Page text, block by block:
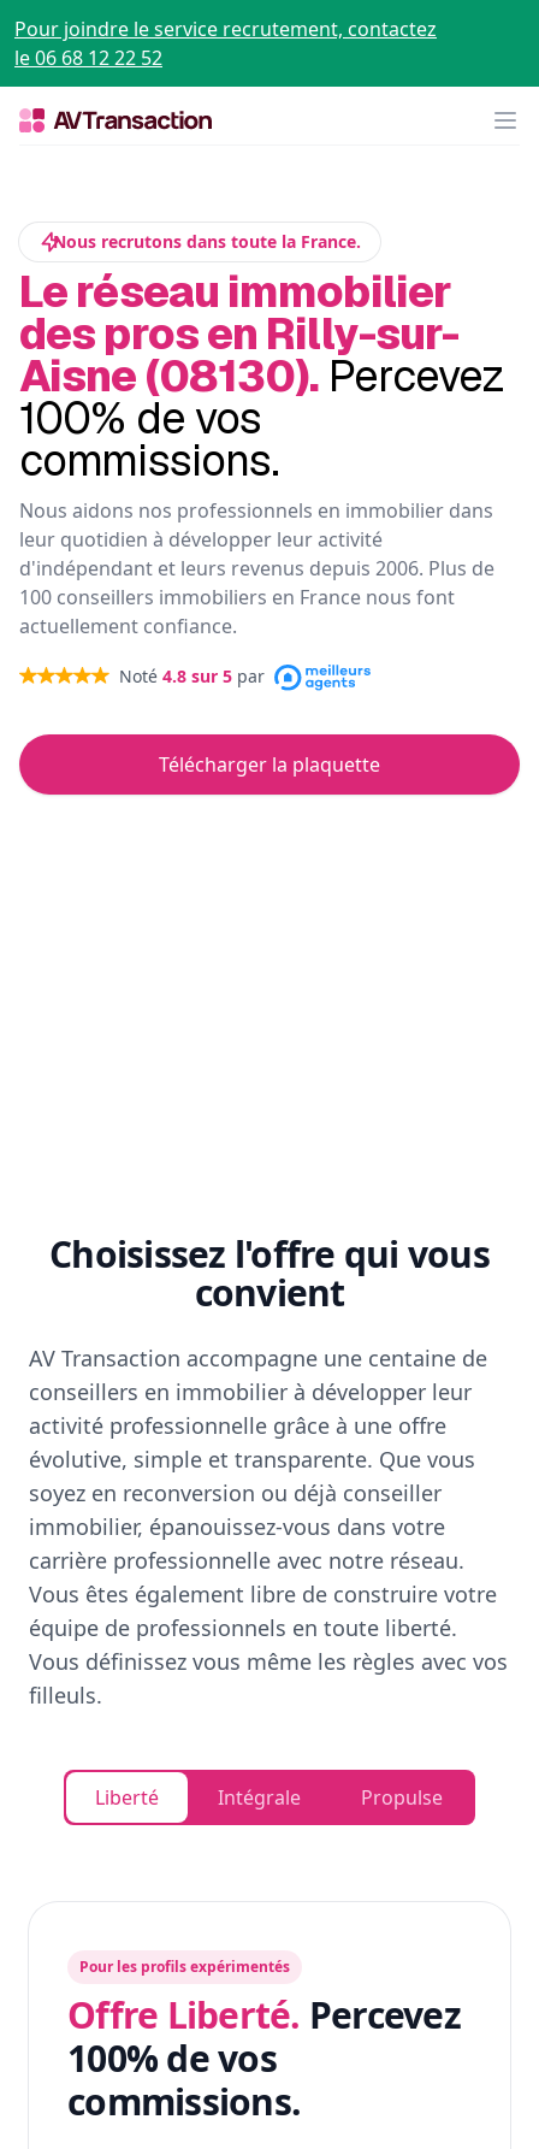
Pour joindre le service recrutement, contactez
le 06 68 12 22 52
Nous recrutons dans toute la France.
Le réseau immobilier
des pros en Rilly-sur-
Aisne (08130). Percevez
100% de vos
commissions.
Nous aidons nos professionnels en immobilier dans
leur quotidien à développer leur activité
d'indépendant et leurs revenus depuis 2006. Plus de
100 conseillers immobiliers en France nous font
actuellement confiance.
Noté 4.8 sur 5 par
Télécharger la plaquette
Choisissez l'offre qui vous
convient
AV Transaction accompagne une centaine de
conseillers en immobilier à développer leur
activité professionnelle grâce à une offre
évolutive, simple et transparente. Que vous
soyez en reconversion ou déjà conseiller
immobilier, épanouissez-vous dans votre
carrière professionnelle avec notre réseau.
Vous êtes également libre de construire votre
équipe de professionnels en toute liberté.
Vous définissez vous même les règles avec vos
filleuls.
Liberté Intégrale Propulse
Pour les profils expérimentés
Offre Liberté. Percevez
100% de vos
commissions.